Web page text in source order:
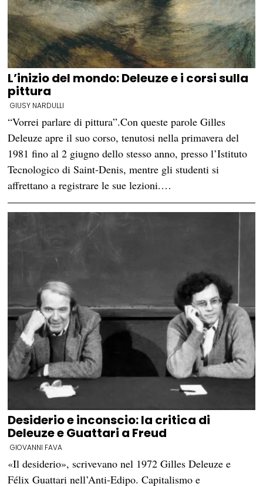
L’inizio del mondo: Deleuze e i corsi sulla
pittura
GIUSY NARDULLI
“Vorrei parlare di pittura”.Con queste parole Gilles
Deleuze apre il suo corso, tenutosi nella primavera del
1981 fino al 2 giugno dello stesso anno, presso l’Istituto
Tecnologico di Saint-Denis, mentre gli studenti si
affrettano a registrare le sue lezioni.…
Desiderio e inconscio: la critica di
Deleuze e Guattari a Freud
GIOVANNI FAVA
«Il desiderio», scrivevano nel 1972 Gilles Deleuze e
Félix Guattari nell’Anti-Edipo. Capitalismo e